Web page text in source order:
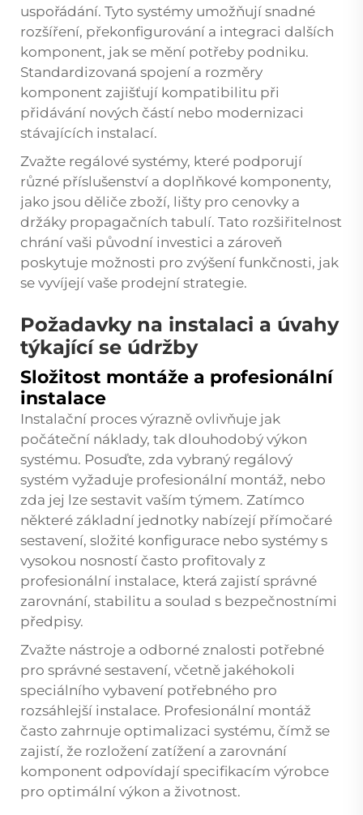
uspořádání. Tyto systémy umožňují snadné
rozšíření, překonfigurování a integraci dalších
komponent, jak se mění potřeby podniku.
Standardizovaná spojení a rozměry
komponent zajišťují kompatibilitu při
přidávání nových částí nebo modernizaci
stávajících instalací.
Zvažte regálové systémy, které podporují
různé příslušenství a doplňkové komponenty,
jako jsou děliče zboží, lišty pro cenovky a
držáky propagačních tabulí. Tato rozšiřitelnost
chrání vaši původní investici a zároveň
poskytuje možnosti pro zvýšení funkčnosti, jak
se vyvíjejí vaše prodejní strategie.
Požadavky na instalaci a úvahy
týkající se údržby
Složitost montáže a profesionální
instalace
Instalační proces výrazně ovlivňuje jak
počáteční náklady, tak dlouhodobý výkon
systému. Posuďte, zda vybraný regálový
systém vyžaduje profesionální montáž, nebo
zda jej lze sestavit vaším týmem. Zatímco
některé základní jednotky nabízejí přímočaré
sestavení, složité konfigurace nebo systémy s
vysokou nosností často profitovaly z
profesionální instalace, která zajistí správné
zarovnání, stabilitu a soulad s bezpečnostními
předpisy.
Zvažte nástroje a odborné znalosti potřebné
pro správné sestavení, včetně jakéhokoli
speciálního vybavení potřebného pro
rozsáhlejší instalace. Profesionální montáž
často zahrnuje optimalizaci systému, čímž se
zajistí, že rozložení zatížení a zarovnání
komponent odpovídají specifikacím výrobce
pro optimální výkon a životnost.